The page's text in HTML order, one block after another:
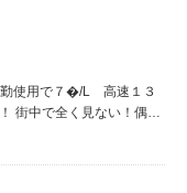
勤使用で７�/L 高速１３
街中で全く見ない！偶に
（実際は安いです）